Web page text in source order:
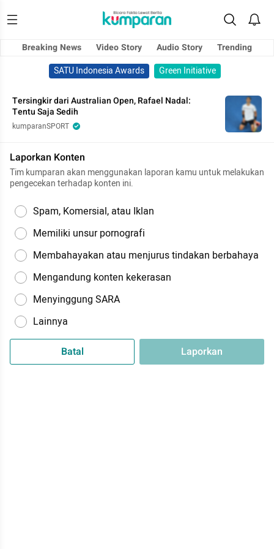
Breaking News Video Story Audio Story
Trending
SATU Indonesia Awards
Green Initiative
Tersingkir dari Australian Open, Rafael Nadal:
Tentu Saja Sedih
kumparanSPORT
Laporkan Konten
Tim kumparan akan menggunakan laporan kamu untuk melakukan
pengecekan terhadap konten ini.
Spam, Komersial, atau Iklan
Memiliki unsur pornografi
Membahayakan atau menjurus tindakan berbahaya
Mengandung konten kekerasan
Menyinggung SARA
Lainnya
Batal Laporkan